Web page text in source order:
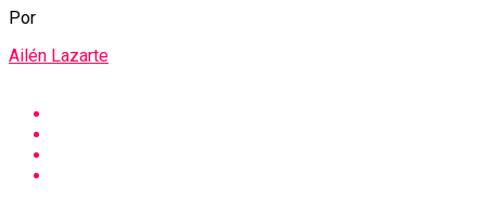
Por
Ailén Lazarte